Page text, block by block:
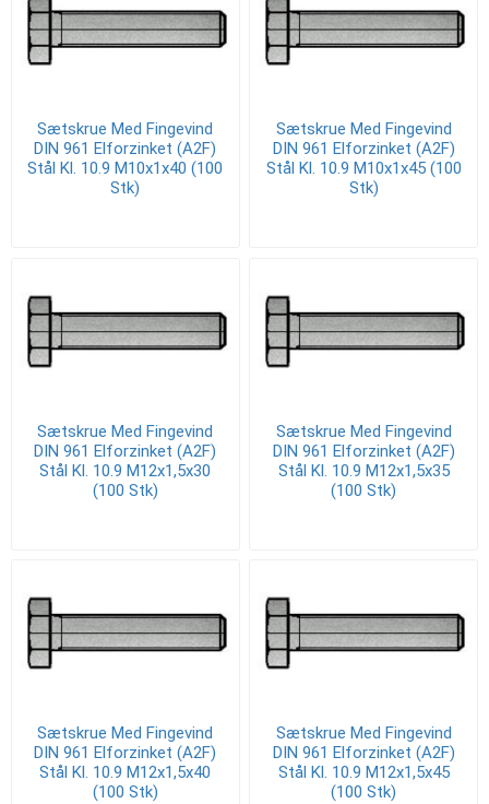
Sætskrue Med Fingevind
DIN 961 Elforzinket (A2F)
Stål Kl. 10.9 M10x1x40 (100
Stk)
Sætskrue Med Fingevind
DIN 961 Elforzinket (A2F)
Stål Kl. 10.9 M10x1x45 (100
Stk)
Sætskrue Med Fingevind
DIN 961 Elforzinket (A2F)
Stål Kl. 10.9 M12x1,5x30
(100 Stk)
Sætskrue Med Fingevind
DIN 961 Elforzinket (A2F)
Stål Kl. 10.9 M12x1,5x35
(100 Stk)
Sætskrue Med Fingevind
DIN 961 Elforzinket (A2F)
Stål Kl. 10.9 M12x1,5x40
(100 Stk)
Sætskrue Med Fingevind
DIN 961 Elforzinket (A2F)
Stål Kl. 10.9 M12x1,5x45
(100 Stk)